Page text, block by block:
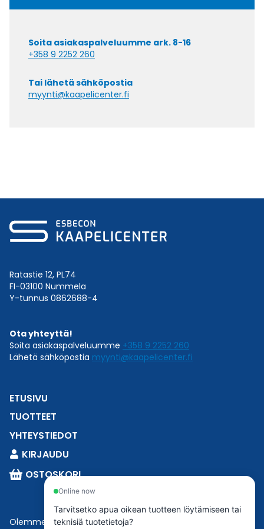
Soita asiakaspalveluumme ark. 8-16
+358 9 2252 260
Tai lähetä sähköpostia
myynti@kaapelicenter.fi
Ratastie 12, PL74
FI-03100 Nummela
Y-tunnus 0862688-4
Ota yhteyttä!
Soita asiakaspalveluumme +358 9 2252 260
Lähetä sähköpostia myynti@kaapelicenter.fi
ETUSIVU
TUOTTEET
YHTEYSTIEDOT
KIRJAUDU
OSTOSKORI
Olemme osaEsbeconia.
Online now
Tarvitsetko apua oikean tuotteen löytämiseen tai
teknisiä tuotetietoja?